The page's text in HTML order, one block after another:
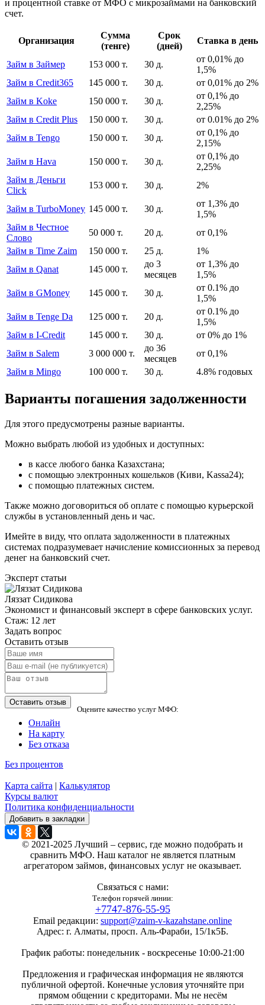
и процентной ставке от МФО с микрозаймами на банковский
счет.
Организация
Сумма
(тенге)
Срок
(дней)
Ставка в день
Займ в Займер 153 000 т. 30 д.
от 0,01% до
1,5%
Займ в Credit365
145 000 т. 30 д.
от 0,01% до 2%
Займ в Koke
150 000 т. 30 д.
от 0,1% до
2,25%
Займ в Credit Plus
150 000 т. 30 д.
от 0.01% до 2%
Займ в Tengo
150 000 т. 30 д.
от 0,1% до
2,15%
Займ в Hava
150 000 т. 30 д.
от 0,1% до
2,25%
Займ в Деньги
Click
153 000 т. 30 д. 2%
Займ в TurboMoney 145 000 т. 30 д.
от 1,3% до
1,5%
Займ в Честное
Слово
50 000 т. 20 д.
от 0,1%
Займ в Time Zaim
150 000 т. 25 д.
1%
Займ в Qanat
145 000 т.
до 3
месяцев
от 1,3% до
1,5%
Займ в GMoney
145 000 т. 30 д.
от 0.1% до
1,5%
Займ в Tenge Da
125 000 т. 20 д.
от 0.1% до
1,5%
Займ в I-Credit
145 000 т. 30 д.
от 0% до 1%
Займ в Salem
3 000 000 т.
до 36
месяцев
от 0,1%
Займ в Mingo
100 000 т. 30 д. 4.8% годовых
Варианты погашения задолженности
Для этого предусмотрены разные варианты.
Можно выбрать любой из удобных и доступных:
в кассе любого банка Казахстана;
с помощью электронных кошельков (Киви, Kassa24);
с помощью платежных систем.
Также можно договориться об оплате с помощью курьерской
службы в установленный день и час.
Имейте в виду, что оплата задолженности в платежных
системах подразумевает начисление комиссионных за перевод
денег на банковский счет.
Эксперт статьи
Ляззат Сидикова
Экономист и финансовый эксперт в сфере банковских услуг.
Стаж: 12 лет
Задать вопрос
Оставить отзыв
Оцените качество услуг МФО:
Онлайн
На карту
Без отказа
Без процентов
Карта сайта | Калькулятор
Курсы валют
Политика конфиденциальности
Добавить в закладки
© 2021-2025 Лучший – сервис, где можно подобрать и
сравнить МФО. Наш каталог не является платным
агрегатором займов, финансовых услуг не оказывает.
Связаться с нами:
Телефон горячей линии:
+7747-876-55-95
Email редакции: support@zaim-v-kazahstane.online
Адрес: г. Алматы, просп. Аль-Фараби, 15/1к5Б.
График работы: понедельник - воскресенье 10:00-21:00
Предложения и графическая информация не являются
публичной офертой. Конечные условия уточняйте при
прямом общении с кредиторами. Мы не несём